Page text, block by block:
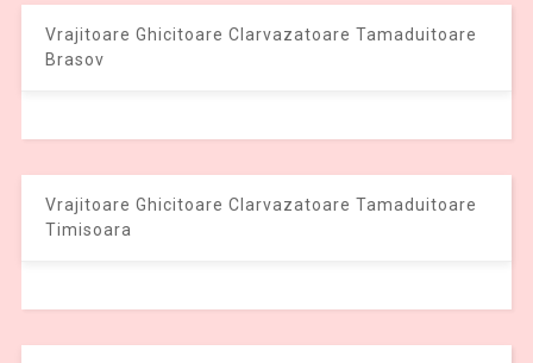
Vrajitoare Ghicitoare Clarvazatoare Tamaduitoare
Brasov
Vrajitoare Ghicitoare Clarvazatoare Tamaduitoare
Timisoara